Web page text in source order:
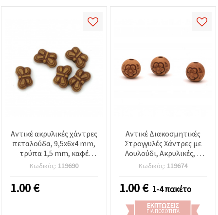
σας στις
κλικ στο
κουμπί
Αποθήκευση.
Ρυθμίσεις
Αντικέ ακρυλικές χάντρες
πεταλούδα, 9,5x6x4 mm,
τρύπα 1,5 mm, καφέ
χρώμα, 50 γρ. (~400 τμχ)
Κωδικός: 119690
1.00€
Αντικέ Διακοσμητικές
Στρογγυλές Χάντρες με
Λουλούδι, Ακρυλικές, 8
mm, Τρύπα 2 mm, Καφέ –
50 g (~135 τεμ.)
Κωδικός: 119674
1.00€ 1-4 πακέτο
ΕΚΠΤΏΣΕΙΣ
ΓΙΑ ΠΟΣΌΤΗΤΑ